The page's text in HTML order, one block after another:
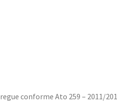
conforme Ato 259 – 2011/